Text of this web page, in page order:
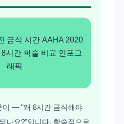
이 — "왜 8시간 금식해야
나요?"입니다. 학술적으로